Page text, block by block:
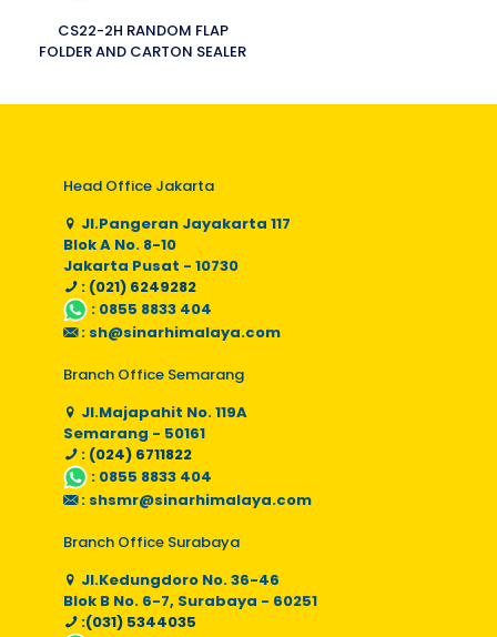
CS22-2H RANDOM FLAP
FOLDER AND CARTON SEALER
Head Office Jakarta
Jl.Pangeran Jayakarta 117
Blok A No. 8-10
Jakarta Pusat - 10730
: (021) 6249282
: 0855 8833 404
: sh@sinarhimalaya.com
Branch Office Semarang
Jl.Majapahit No. 119A
Semarang - 50161
: (024) 6711822
: 0855 8833 404
: shsmr@sinarhimalaya.com
Branch Office Surabaya
Jl.Kedungdoro No. 36-46
Blok B No. 6-7, Surabaya - 60251
:(031) 5344035